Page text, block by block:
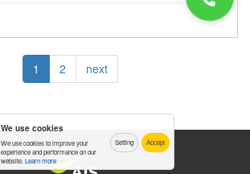
Current
page
1 Page
2
Next
page
next
We use cookies
We use cookies to improve your
experience and performance on our
website. Learn more
Setting Accept